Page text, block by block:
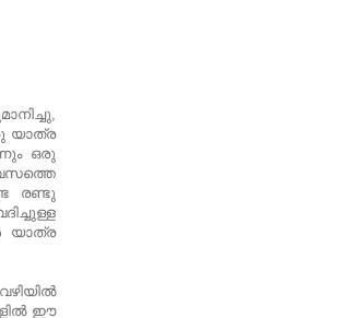
യാത്ര
ഒരു
രണ്ടു
യാത്ര
ഈ